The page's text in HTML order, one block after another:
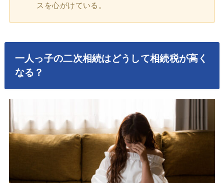
スを心がけている。
一人っ子の二次相続はどうして相続税が高く
なる？